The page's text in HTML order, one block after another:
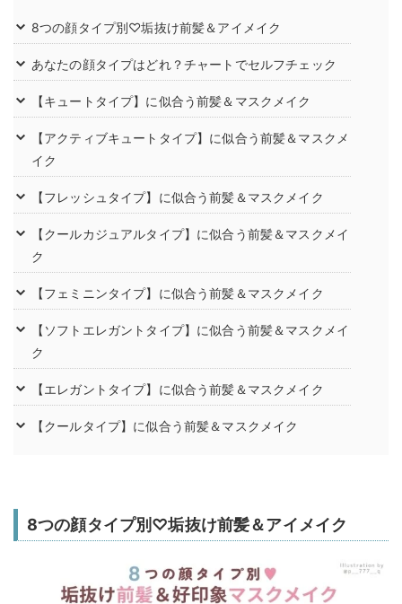
8つの顔タイプ別♡垢抜け前髪＆アイメイク
あなたの顔タイプはどれ？チャートでセルフチェック
【キュートタイプ】に似合う前髪＆マスクメイク
【アクティブキュートタイプ】に似合う前髪＆マスクメ
イク
【フレッシュタイプ】に似合う前髪＆マスクメイク
【クールカジュアルタイプ】に似合う前髪＆マスクメイ
ク
【フェミニンタイプ】に似合う前髪＆マスクメイク
【ソフトエレガントタイプ】に似合う前髪＆マスクメイ
ク
【エレガントタイプ】に似合う前髪＆マスクメイク
【クールタイプ】に似合う前髪＆マスクメイク
8つの顔タイプ別♡垢抜け前髪＆アイメイク